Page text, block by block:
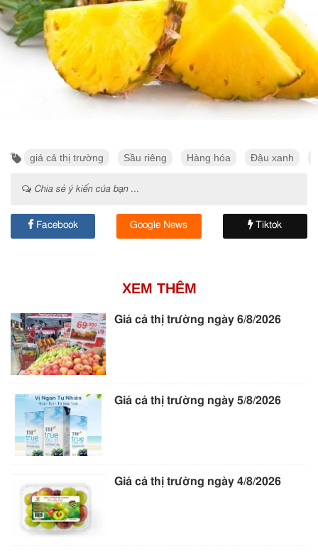
giá cả thị trường Sầu riêng Hàng hóa Đậu xanh
Chia sẻ ý kiến của bạn ...
Facebook Google News Tiktok
XEM THÊM
Giá cả thị trường ngày 6/8/2026
Giá cả thị trường ngày 5/8/2026
Giá cả thị trường ngày 4/8/2026